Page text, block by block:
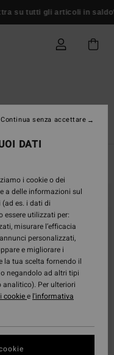
su tutti gli articoli in saldo*
DATI
i cookie o dei
a delle informazioni sul
es. i dati di
essere utilizzati per:
misurare l’efficacia
personalizzati,
e migliorare i
la tua scelta fornendo il
negandolo ad altri tipi
Per ulteriori
cookiee l'informativa
Continua senza accettare